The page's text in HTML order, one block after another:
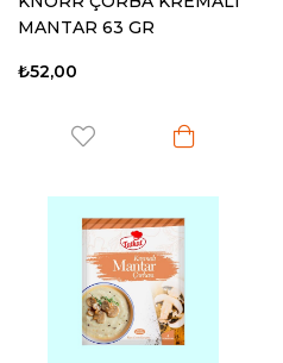
MANTAR 63 GR
₺52,00